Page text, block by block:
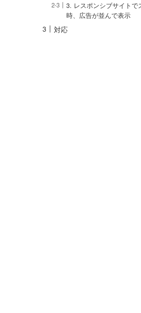
3. レスポンシブサイトで
時、広告が並んで表示
対応